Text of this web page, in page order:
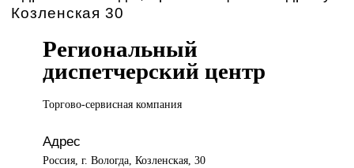
Козленская 30
Региональный
диспетчерский центр
Торгово-сервисная компания
Адрес
Россия, г. Вологда, Козленская, 30